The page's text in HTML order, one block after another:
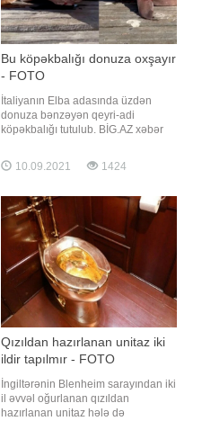
Bu köpəkbalığı donuza oxşayır
- FOTO
İtaliyanın Elba adasında üzdən
donuza bənzəyən qeyri-adi
köpəkbalığı tutulub. BİG.AZ xəbər
yazır. "Donuz-kopəkbalığı" kimi
tanınan və nəsli kəsilmək üzrə olan
okeanariumun əməkdaşı Yuri
Tibertonun sözlərinə görə
10.09.2021 1424
Qızıldan hazırlanan unitaz iki
ildir tapılmır - FOTO
İngiltərənin Blenheim sarayından iki
il əvvəl oğurlanan qızıldan
hazırlanan unitaz hələ də